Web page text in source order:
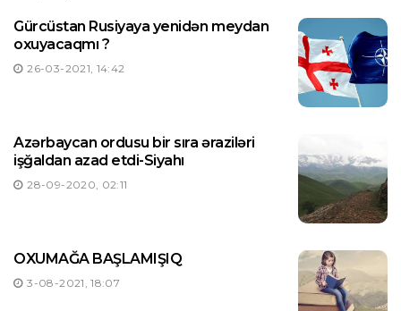
Gürcüstan Rusiyaya yenidən meydan
oxuyacaqmı ?
26-03-2021, 14:42
Azərbaycan ordusu bir sıra əraziləri
işğaldan azad etdi-Siyahı
28-09-2020, 02:11
OXUMAĞA BAŞLAMIŞIQ
3-08-2021, 18:07